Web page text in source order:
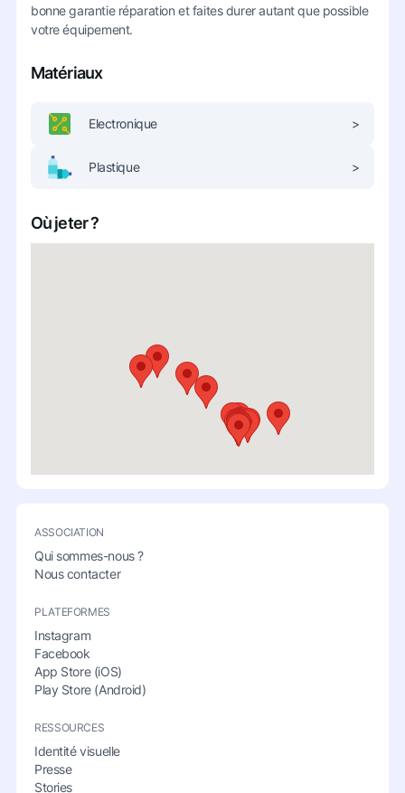
bonne garantie réparation et faites durer autant que possible
votre équipement.
Matériaux
Electronique >
Plastique >
Où jeter ?
ASSOCIATION
Qui sommes-nous ?
Nous contacter
PLATEFORMES
Instagram
Facebook
App Store (iOS)
Play Store (Android)
RESSOURCES
Identité visuelle
Presse
Stories